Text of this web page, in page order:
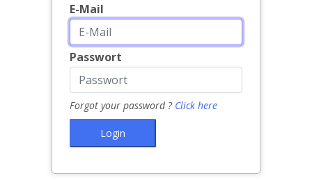
E-Mail
Passwort
Forgot your password ? Click here
Login